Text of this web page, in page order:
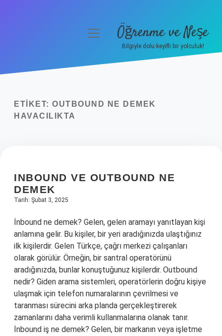
Yasal Uyarı
menüyüÖğrenme ve Neşe
Bilgiyle dolu keyifli bir yolculuk!
ETIKET: OUTBOUND NE DEMEK
HAVACILIKTA
INBOUND VE OUTBOUND NE
DEMEK
Tarih: Şubat 3, 2025
İnbound ne demek? Gelen, gelen aramayı yanıtlayan kişi
anlamına gelir. Bu kişiler, bir yeri aradığınızda ulaştığınız
ilk kişilerdir. Gelen Türkçe, çağrı merkezi çalışanları
olarak görülür. Örneğin, bir santral operatörünü
aradığınızda, bunlar konuştuğunuz kişilerdir. Outbound
nedir? Giden arama sistemleri, operatörlerin doğru kişiye
ulaşmak için telefon numaralarının çevrilmesi ve
taranması sürecini arka planda gerçekleştirerek
zamanlarını daha verimli kullanmalarına olanak tanır.
İnbound iş ne demek? Gelen, bir markanın veya işletme